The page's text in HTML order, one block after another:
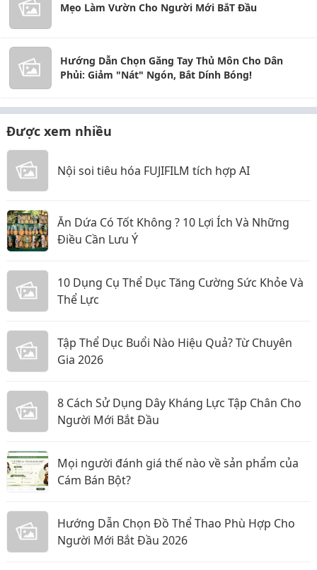
Mẹo Làm Vườn Cho Người Mới BắT Đầu
Hướng Dẫn Chọn Găng Tay Thủ Môn Cho Dân
Phủi: Giảm "Nát" Ngón, Bắt Dính Bóng!
Được xem nhiều
Nội soi tiêu hóa FUJIFILM tích hợp AI
Ăn Dứa Có Tốt Không ? 10 Lợi Ích Và Những
Điều Cần Lưu Ý
10 Dụng Cụ Thể Dục Tăng Cường Sức Khỏe Và
Thể Lực
Tập Thể Dục Buổi Nào Hiệu Quả? Từ Chuyên
Gia 2026
8 Cách Sử Dụng Dây Kháng Lực Tập Chân Cho
Người Mới Bắt Đầu
Mọi người đánh giá thế nào về sản phẩm của
Cám Bán Bột?
Hướng Dẫn Chọn Đồ Thể Thao Phù Hợp Cho
Người Mới Bắt Đầu 2026